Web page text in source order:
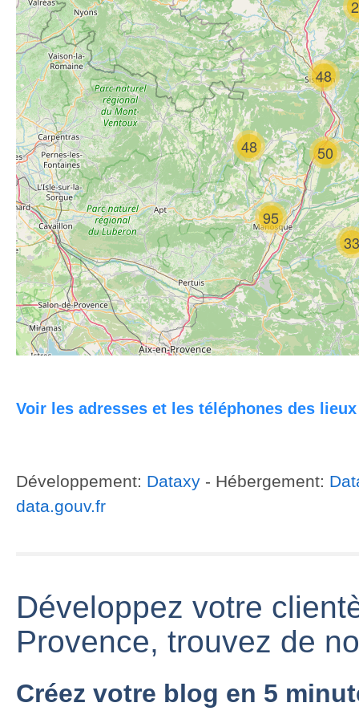
artisans de la
vallée de
l’Ubaye
IL ÉTAIT UNE
FOIS
CASTELLANE -
Alpes de Haute
Provence
FOIS SEYNE
LES ALPES
Alpes de Haute
Provence
48
95
33
50
48
Voir les adresses et les téléphones des lieux
Développement: Dataxy - Hébergement:
data.gouv.fr
Développez votre
Provence, trouvez de
Créez votre blog en 5